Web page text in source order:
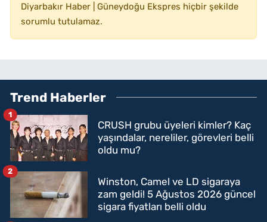
Diyarbakır Haber | Güneydoğu Ekspres hiçbir şekilde
sorumlu tutulamaz.
Trend Haberler
CRUSH grubu üyeleri kimler? Kaç
yaşındalar, nereliler, görevleri belli
oldu mu?
1
Winston, Camel ve LD sigaraya
zam geldi! 5 Ağustos 2026 güncel
sigara fiyatları belli oldu
2